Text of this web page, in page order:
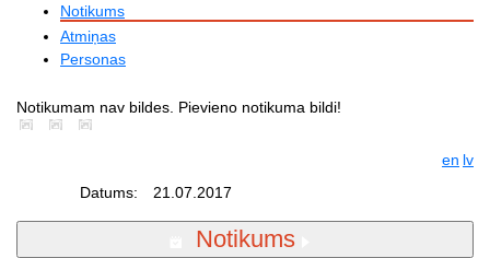
Notikums
Atmiņas
Personas
Notikumam nav bildes. Pievieno notikuma bildi!
en lv
Datums:
21.07.2017
Notikums